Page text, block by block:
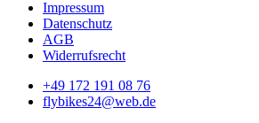
Impressum
Datenschutz
AGB
Widerrufsrecht
+49 172 191 08 76
flybikes24@web.de